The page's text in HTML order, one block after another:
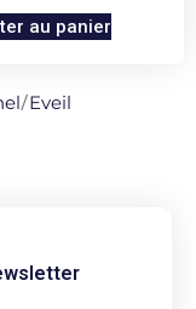
au panier
/Eveil